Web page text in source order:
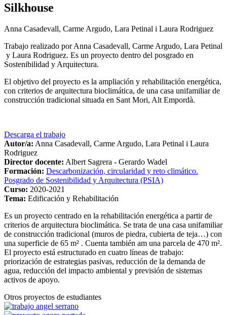
Silkhouse
Anna Casadevall, Carme Argudo, Lara Petinal i Laura Rodriguez
Trabajo realizado por Anna Casadevall, Carme Argudo, Lara Petinal
y Laura Rodriguez. Es un proyecto dentro del posgrado en
Sostenibilidad y Arquitectura.
El objetivo del proyecto es la ampliación y rehabilitación energética,
con criterios de arquitectura bioclimática, de una casa unifamiliar de
construcción tradicional situada en Sant Mori, Alt Empordà.
Descarga el trabajo
Autor/a: Anna Casadevall, Carme Argudo, Lara Petinal i Laura
Rodriguez
Director docente: Albert Sagrera - Gerardo Wadel
Formación: Descarbonización, circularidad y reto climático.
Posgrado de Sostenibilidad y Arquitectura (PSIA)
Curso: 2020-2021
Tema: Edificación y Rehabilitación
Es un proyecto centrado en la rehabilitación energética a partir de
criterios de arquitectura bioclimática. Se trata de una casa unifamiliar
de construcción tradicional (muros de piedra, cubierta de teja…) con
una superficie de 65 m² . Cuenta también am una parcela de 470 m².
El proyecto está estructurado en cuatro líneas de trabajo:
priorización de estrategias pasivas, reducción de la demanda de
agua, reducción del impacto ambiental y previsión de sistemas
activos de apoyo.
Otros proyectos de estudiantes